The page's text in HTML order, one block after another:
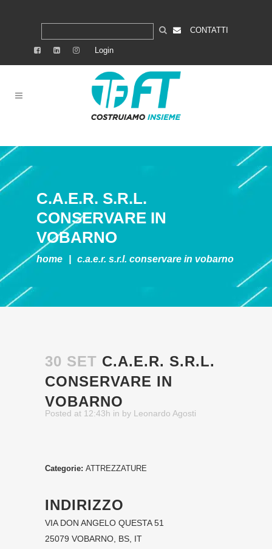
CONTATTI
Login
C.A.E.R. S.R.L.
CONSERVARE IN
VOBARNO
home c.a.e.r. s.r.l. conservare in vobarno
30 SET C.A.E.R. S.R.L.
CONSERVARE IN
VOBARNO
Posted at 12:43h in by Leonardo Agosti
Categorie: ATTREZZATURE
INDIRIZZO
VIA DON ANGELO QUESTA 51
25079 VOBARNO, BS, IT